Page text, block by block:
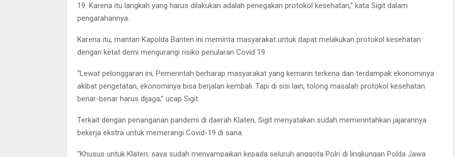
19. Karena itu langkah yang harus dilakukan adalah penegakan protokol kesehatan,” kata Sigit dalam
pengarahannya.
Karena itu, mantan Kapolda Banten ini meminta masyarakat untuk dapat melakukan protokol kesehatan
dengan ketat demi mengurangi risiko penularan Covid 19.
“Lewat pelonggaran ini, Pemerintah berharap masyarakat yang kemarin terkena dan terdampak ekonominya
akibat pengetatan, ekonominya bisa berjalan kembali. Tapi di sisi lain, tolong masalah protokol kesehatan
benar-benar harus dijaga,” ucap Sigit.
Terkait dengan penanganan pandemi di daerah Klaten, Sigit menyatakan sudah memerintahkan jajarannya
bekerja ekstra untuk memerangi Covid-19 di sana.
“Khusus untuk Klaten, saya sudah menyampaikan kepada seluruh anggota Polri di lingkungan Polda Jawa